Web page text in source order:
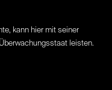
kann hier mit seiner
leisten.